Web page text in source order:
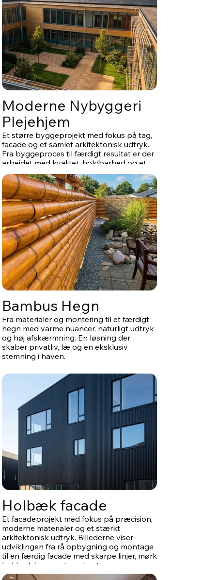
Moderne Nybyggeri
Plejehjem
Et større byggeprojekt med fokus på tag,
facade og et samlet arkitektonisk udtryk.
Fra byggeproces til færdigt resultat er der
arbejdet med kvalitet, holdbarhed og et
roligt, moderne formsprog.
Bambus Hegn
Fra materialer og montering til et færdigt
hegn med varme nuancer, naturligt udtryk
og høj afskærmning. En løsning der
skaber privatliv, læ og en eksklusiv
stemning i haven.
Holbæk facade
Et facadeprojekt med fokus på præcision,
moderne materialer og et stærkt
arkitektonisk udtryk. Billederne viser
udviklingen fra rå opbygning og montage
til en færdig facade med skarpe linjer, mørk
beklædning og et markant
helhedsindtryk.